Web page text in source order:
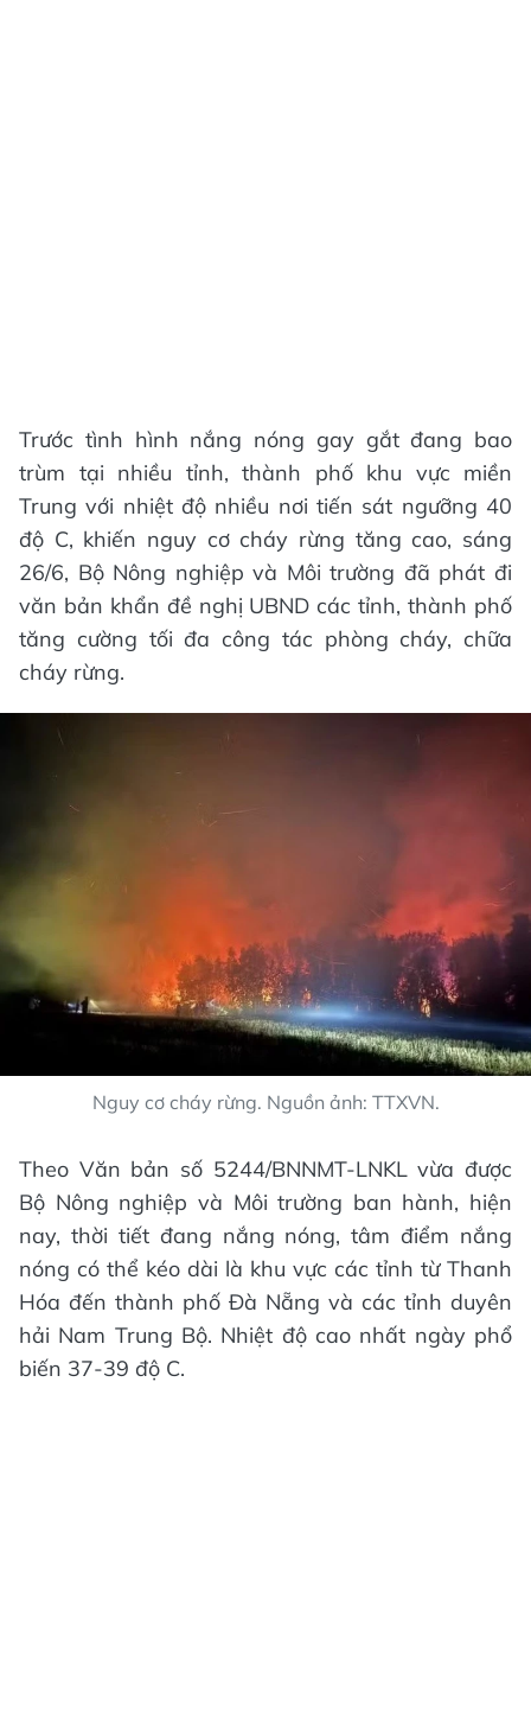
Trước tình hình nắng nóng gay gắt đang bao
trùm tại nhiều tỉnh, thành phố khu vực miền
Trung với nhiệt độ nhiều nơi tiến sát ngưỡng 40
độ C, khiến nguy cơ cháy rừng tăng cao, sáng
26/6, Bộ Nông nghiệp và Môi trường đã phát đi
văn bản khẩn đề nghị UBND các tỉnh, thành phố
tăng cường tối đa công tác phòng cháy, chữa
cháy rừng.
Nguy cơ cháy rừng. Nguồn ảnh: TTXVN.
Theo Văn bản số 5244/BNNMT-LNKL vừa được
Bộ Nông nghiệp và Môi trường ban hành, hiện
nay, thời tiết đang nắng nóng, tâm điểm nắng
nóng có thể kéo dài là khu vực các tỉnh từ Thanh
Hóa đến thành phố Đà Nẵng và các tỉnh duyên
hải Nam Trung Bộ. Nhiệt độ cao nhất ngày phổ
biến 37-39 độ C.